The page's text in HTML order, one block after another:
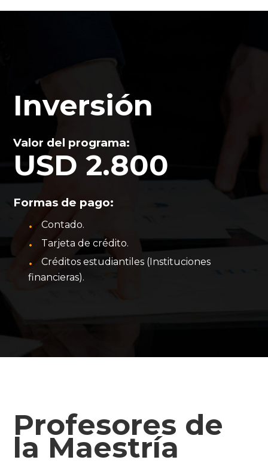
Inversión
Valor del programa:
USD 2.800
Formas de pago:
Contado.
Tarjeta de crédito.
Créditos estudiantiles (Instituciones
financieras).
Profesores de
la Maestría